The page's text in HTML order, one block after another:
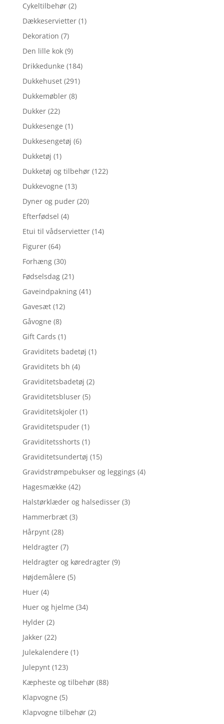
Cykeltilbehør (2)
Dækkeservietter (1)
Dekoration (7)
Den lille kok (9)
Drikkedunke (184)
Dukkehuset (291)
Dukkemøbler (8)
Dukker (22)
Dukkesenge (1)
Dukkesengetøj (6)
Dukketøj (1)
Dukketøj og tilbehør (122)
Dukkevogne (13)
Dyner og puder (20)
Efterfødsel (4)
Etui til vådservietter (14)
Figurer (64)
Forhæng (30)
Fødselsdag (21)
Gaveindpakning (41)
Gavesæt (12)
Gåvogne (8)
Gift Cards (1)
Graviditets badetøj (1)
Graviditets bh (4)
Graviditetsbadetøj (2)
Graviditetsbluser (5)
Graviditetskjoler (1)
Graviditetspuder (1)
Graviditetsshorts (1)
Graviditetsundertøj (15)
Gravidstrømpebukser og leggings (4)
Hagesmække (42)
Halstørklæder og halsedisser (3)
Hammerbræt (3)
Hårpynt (28)
Heldragter (7)
Heldragter og køredragter (9)
Højdemålere (5)
Huer (4)
Huer og hjelme (34)
Hylder (2)
Jakker (22)
Julekalendere (1)
Julepynt (123)
Kæpheste og tilbehør (88)
Klapvogne (5)
Klapvogne tilbehør (2)